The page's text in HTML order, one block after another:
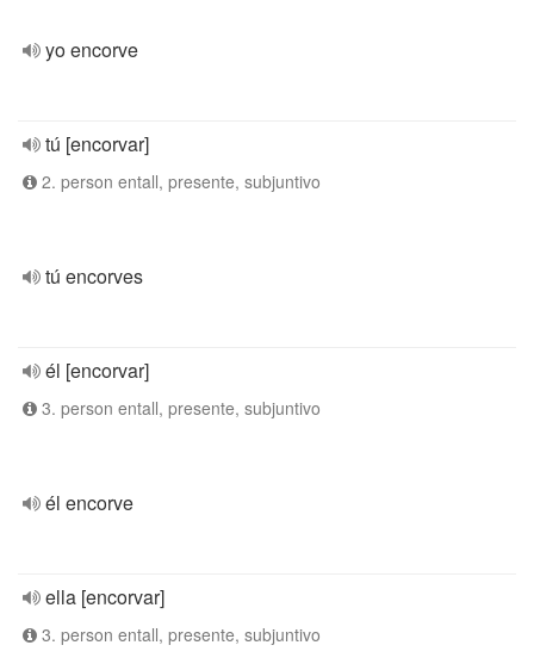
yo encorve
tú [encorvar]
2. person entall, presente, subjuntivo
tú encorves
él [encorvar]
3. person entall, presente, subjuntivo
él encorve
ella [encorvar]
3. person entall, presente, subjuntivo